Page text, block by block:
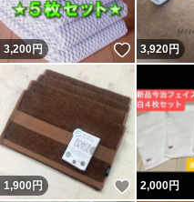
3,200円 いいね！
3,920円
1,900円 いいね！
2,000円